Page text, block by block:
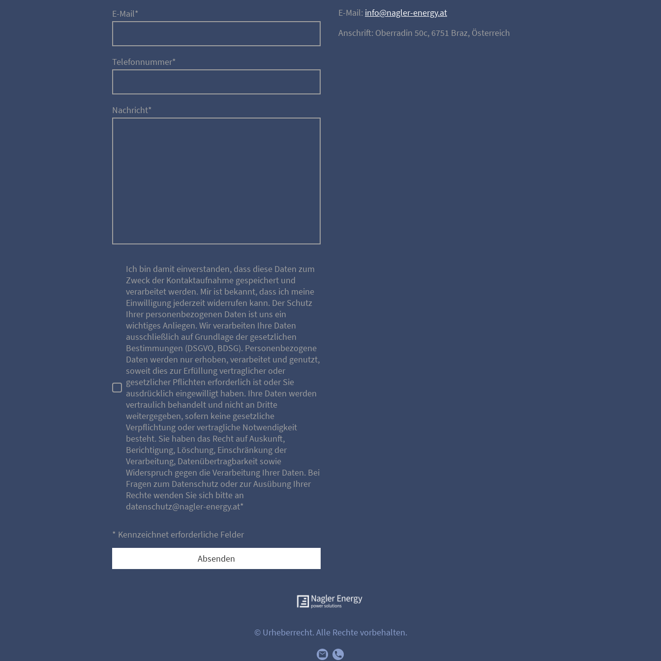
E-Mail*
Telefonnummer*
Nachricht*
Ich bin damit einverstanden, dass diese Daten zum
Zweck der Kontaktaufnahme gespeichert und
verarbeitet werden. Mir ist bekannt, dass ich meine
Einwilligung jederzeit widerrufen kann. Der Schutz
Ihrer personenbezogenen Daten ist uns ein
wichtiges Anliegen. Wir verarbeiten Ihre Daten
ausschließlich auf Grundlage der gesetzlichen
Bestimmungen (DSGVO, BDSG). Personenbezogene
Daten werden nur erhoben, verarbeitet und genutzt,
soweit dies zur Erfüllung vertraglicher oder
gesetzlicher Pflichten erforderlich ist oder Sie
ausdrücklich eingewilligt haben. Ihre Daten werden
vertraulich behandelt und nicht an Dritte
weitergegeben, sofern keine gesetzliche
Verpflichtung oder vertragliche Notwendigkeit
besteht. Sie haben das Recht auf Auskunft,
Berichtigung, Löschung, Einschränkung der
Verarbeitung, Datenübertragbarkeit sowie
Widerspruch gegen die Verarbeitung Ihrer Daten. Bei
Fragen zum Datenschutz oder zur Ausübung Ihrer
Rechte wenden Sie sich bitte an
datenschutz@nagler-energy.at*
* Kennzeichnet erforderliche Felder
Absenden
E-Mail: info@nagler-energy.at
Anschrift: Oberradin 50c, 6751 Braz, Österreich
© Urheberrecht. Alle Rechte vorbehalten.